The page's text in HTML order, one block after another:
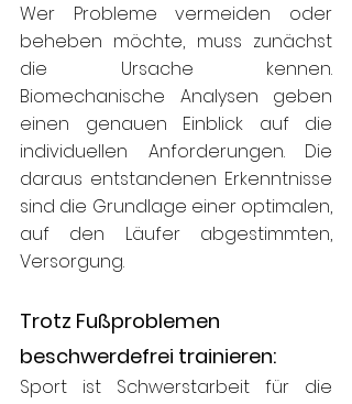
Wer Probleme vermeiden oder
beheben möchte, muss zunächst
die Ursache kennen.
Biomechanische Analysen geben
einen genauen Einblick auf die
individuellen Anforderungen. Die
daraus entstandenen Erkenntnisse
sind die Grundlage einer optimalen,
auf den Läufer abgestimmten,
Versorgung.
Trotz Fußproblemen
beschwerdefrei trainieren:
Sport ist Schwerstarbeit für die